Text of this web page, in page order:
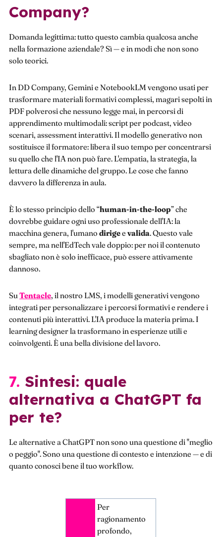
Company?
Domanda legittima: tutto questo cambia qualcosa anche
nella formazione aziendale? Sì — e in modi che non sono
solo teorici.
In DD Company, Gemini e NotebookLM vengono usati per
trasformare materiali formativi complessi, magari sepolti in
PDF polverosi che nessuno legge mai, in percorsi di
apprendimento multimodali: script per podcast, video
scenari, assessment interattivi. Il modello generativo non
sostituisce il formatore: libera il suo tempo per concentrarsi
su quello che l'IA non può fare. L'empatia, la strategia, la
lettura delle dinamiche del gruppo. Le cose che fanno
davvero la differenza in aula.
È lo stesso principio dello “human-in-the-loop” che
dovrebbe guidare ogni uso professionale dell'IA: la
macchina genera, l'umano dirigee valida. Questo vale
sempre, ma nell'EdTech vale doppio: per noi il contenuto
sbagliato non è solo inefficace, può essere attivamente
dannoso.
SuTentacle, il nostro LMS, i modelli generativi vengono
integrati per personalizzare i percorsi formativi e rendere i
contenuti più interattivi. L'IA produce la materia prima. I
learning designer la trasformano in esperienze utili e
coinvolgenti. È una bella divisione del lavoro.
7. Sintesi: quale
alternativa a ChatGPT fa
per te?
Le alternative a ChatGPT non sono una questione di "meglio
o peggio". Sono una questione di contesto e intenzione — e di
quanto conosci bene il tuo workflow.
Per
ragionamento
profondo,